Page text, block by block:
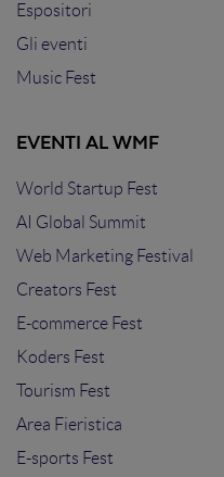
Espositori
Gli eventi
Music Fest
EVENTI AL WMF
World Startup Fest
AI Global Summit
Web Marketing Festival
Creators Fest
E-commerce Fest
Koders Fest
Tourism Fest
Area Fieristica
E-sports Fest